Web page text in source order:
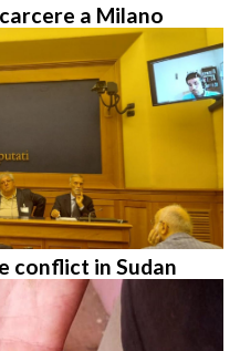
a Milano
conflict in Sudan